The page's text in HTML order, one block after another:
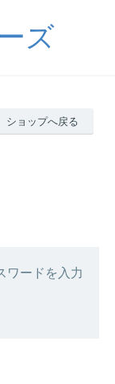
ズ
ショップへ戻る
ワードを入力